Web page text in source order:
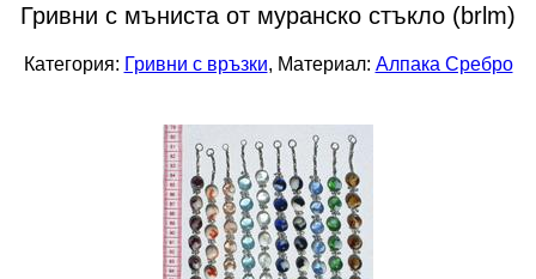
Гривни с мъниста от муранско стъкло (brlm)
Категория: Гривни с връзки, Материал: Алпака Сребро